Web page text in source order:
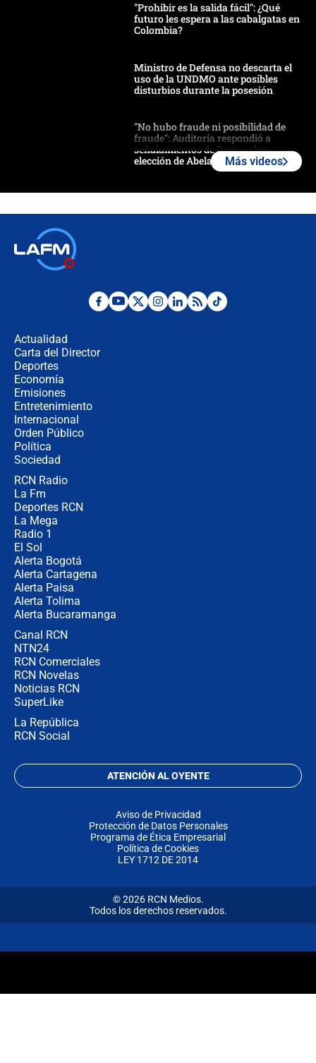
"Prohibir es la salida fácil": ¿Qué
futuro les espera a las cabalgatas en
Colombia?
Ministro de Defensa no descarta el
uso de la UNDMO ante posibles
disturbios durante la posesión
"No hubo fraude ni posibilidad de
fraude": Auditoría respondió a
señalamientos de Petro sobre
elección de Abelardo de La Espriella
🔴 EN VIVO | Noticiero La FM con
Más videos
Actualidad
Carta del Director
Deportes
Economía
Emisiones
Entretenimiento
Internacional
Orden Público
Política
Sociedad
RCN Radio
La Fm
Deportes RCN
La Mega
Radio 1
El Sol
Alerta Bogotá
Alerta Cartagena
Alerta Paisa
Alerta Tolima
Alerta Bucaramanga
Canal RCN
NTN24
RCN Comerciales
RCN Novelas
Noticias RCN
SuperLike
La República
RCN Social
ATENCIÓN AL OYENTE
Aviso de Privacidad
Protección de Datos Personales
Programa de Ética Empresarial
Política de Cookies
LEY 1712 DE 2014
© 2026 RCN Medios.
Todos los derechos reservados.